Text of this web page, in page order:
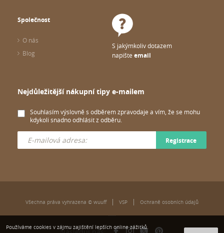
Společnost
O nás
Blog
S jakýmkoliv dotazem
napište email
Nejdůležitější nákupní tipy e-mailem
Souhlasím výslovně s odběrem zpravodaje a vím, že se mohu
kdykoli snadno odhlásit z odběru.
Registrace
Všechna práva vyhrazena © wuuff VSP Ochraně osobních údajů
Používáme cookies v zájmu zajištění lepších online zážitků.